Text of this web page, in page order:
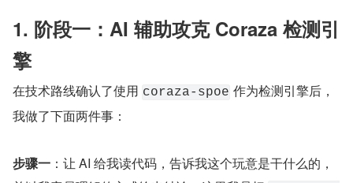
“结伴”把这个 WAF Demo 一点点“磨”出来的。
希望能帮助到
像我这种对技术名词了解很多，但不是很会编程的同学完成
自己的产品开发，特别是那些想尝试用 AI 开发 Web 应用
的朋友们。
擎